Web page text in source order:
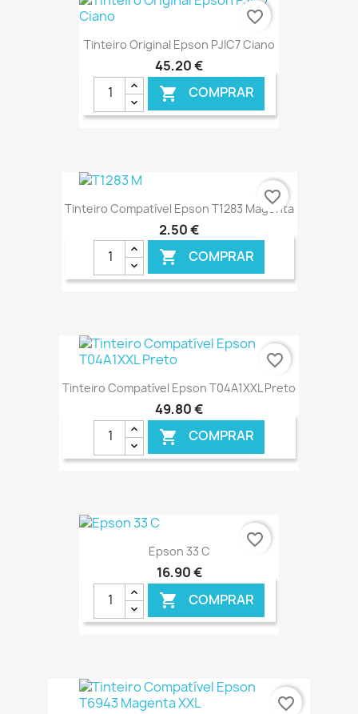
€ ONLINE
Tinteiro Original Epson PJIC7 Ciano
45,20 €
 COMPRAR
favorite_border
Tinteiro Compatível Epson T1283 Magenta
2,50 €
 COMPRAR
€ ONLINE
favorite_border
Tinteiro Compatível Epson T04A1XXL Preto
49,80 €
 COMPRAR
favorite_border
Epson 33 C
16,90 €
 COMPRAR
€ ONLINE
favorite_border
favorite_border